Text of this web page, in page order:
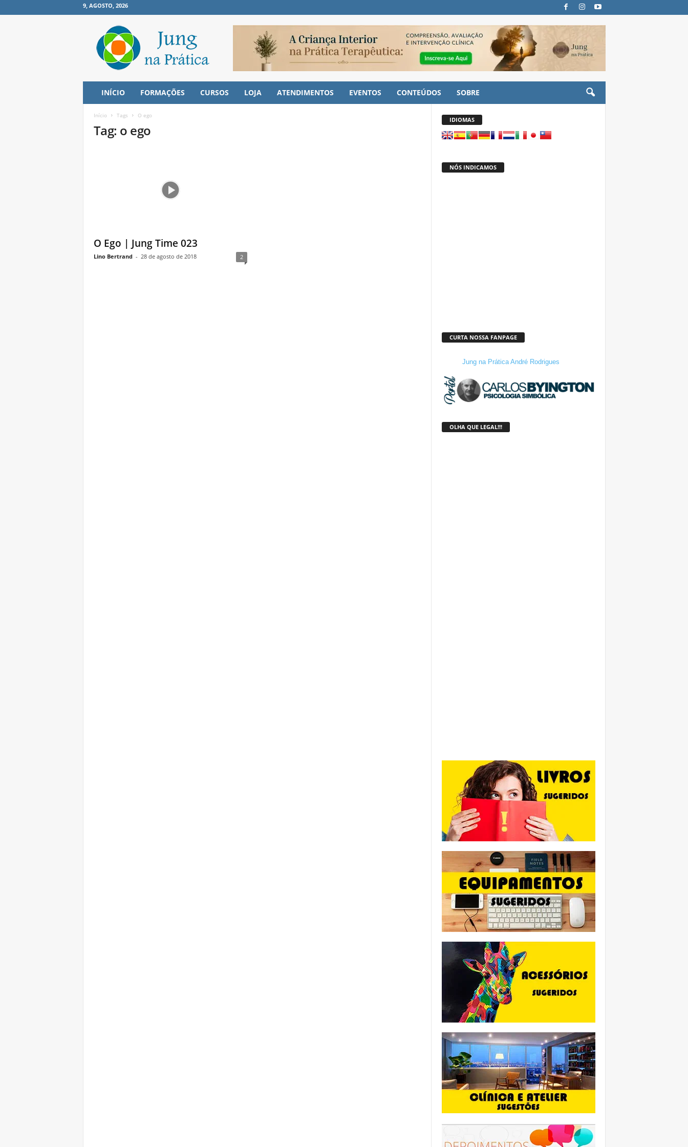
9, AGOSTO, 2026
INÍCIO FORMAÇÕES CURSOS LOJA ATENDIMENTOS EVENTOS CONTEÚDOS SOBRE
Início Tags O ego
Tag: o ego
O Ego | Jung Time 023
Lino Bertrand - 28 de agosto de 2018 2
IDIOMAS
NÓS INDICAMOS
CURTA NOSSA FANPAGE
Jung na Prática André Rodrigues
OLHA QUE LEGAL!!!